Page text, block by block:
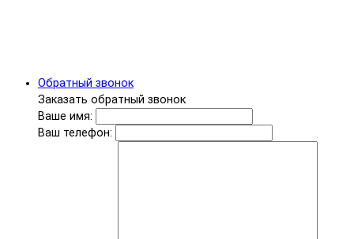
Обратный звонок
Заказать обратный звонок
Ваше имя:
Ваш телефон: